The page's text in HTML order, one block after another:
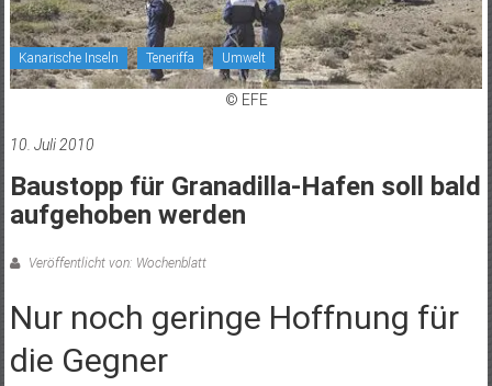
Kanarische Inseln Teneriffa Umwelt
© EFE
10. Juli 2010
Baustopp für Granadilla-Hafen soll bald
aufgehoben werden
Veröffentlicht von: Wochenblatt
Nur noch geringe Hoffnung für
die Gegner